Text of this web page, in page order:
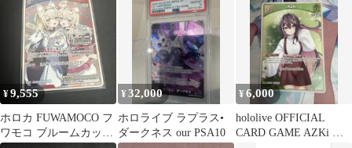
¥9,555
ホロカ FUWAMOCO フ
ワモコ ブルームカップ
¥32,000
ホロライブ ラプラス•
ダークネス our PSA10
¥6,000
hololive OFFICIAL
CARD GAME AZKi 海